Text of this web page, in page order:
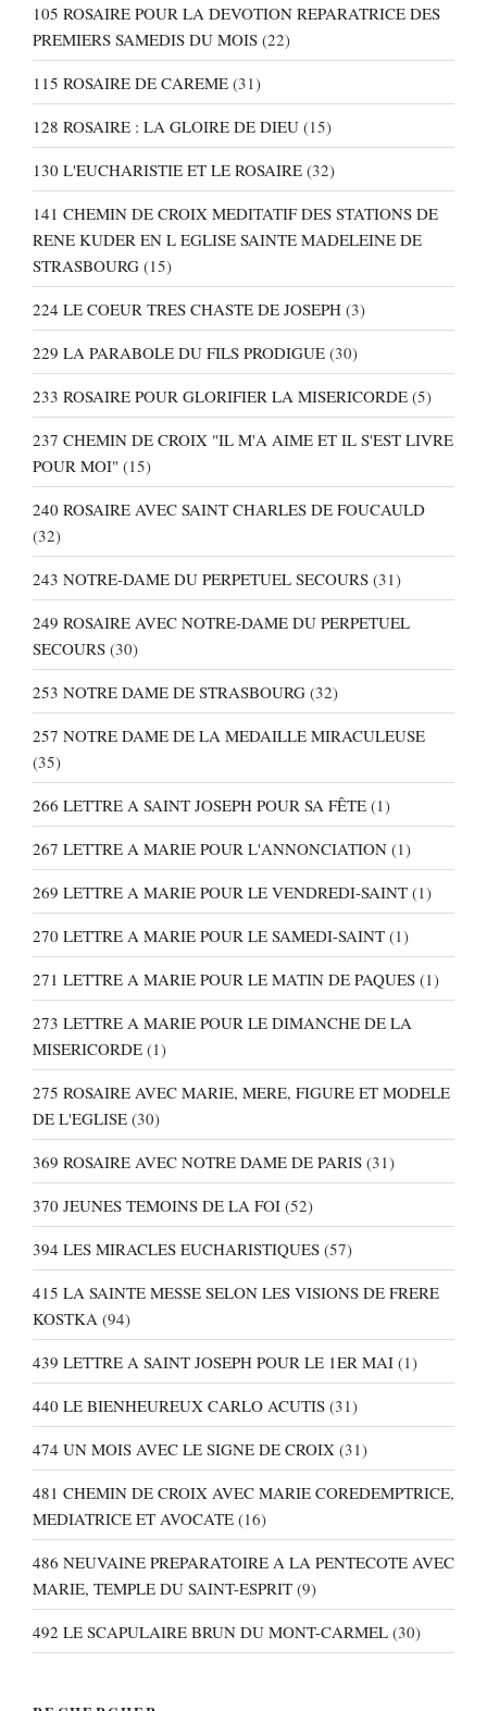
105 ROSAIRE POUR LA DEVOTION REPARATRICE DES
PREMIERS SAMEDIS DU MOIS (22)
115 ROSAIRE DE CAREME (31)
128 ROSAIRE : LA GLOIRE DE DIEU (15)
130 L'EUCHARISTIE ET LE ROSAIRE (32)
141 CHEMIN DE CROIX MEDITATIF DES STATIONS DE
RENE KUDER EN L EGLISE SAINTE MADELEINE DE
STRASBOURG (15)
224 LE COEUR TRES CHASTE DE JOSEPH (3)
229 LA PARABOLE DU FILS PRODIGUE (30)
233 ROSAIRE POUR GLORIFIER LA MISERICORDE (5)
237 CHEMIN DE CROIX "IL M'A AIME ET IL S'EST LIVRE
POUR MOI" (15)
240 ROSAIRE AVEC SAINT CHARLES DE FOUCAULD
(32)
243 NOTRE-DAME DU PERPETUEL SECOURS (31)
249 ROSAIRE AVEC NOTRE-DAME DU PERPETUEL
SECOURS (30)
253 NOTRE DAME DE STRASBOURG (32)
257 NOTRE DAME DE LA MEDAILLE MIRACULEUSE
(35)
266 LETTRE A SAINT JOSEPH POUR SA FÊTE (1)
267 LETTRE A MARIE POUR L'ANNONCIATION (1)
269 LETTRE A MARIE POUR LE VENDREDI-SAINT (1)
270 LETTRE A MARIE POUR LE SAMEDI-SAINT (1)
271 LETTRE A MARIE POUR LE MATIN DE PAQUES (1)
273 LETTRE A MARIE POUR LE DIMANCHE DE LA
MISERICORDE (1)
275 ROSAIRE AVEC MARIE, MERE, FIGURE ET MODELE
DE L'EGLISE (30)
369 ROSAIRE AVEC NOTRE DAME DE PARIS (31)
370 JEUNES TEMOINS DE LA FOI (52)
394 LES MIRACLES EUCHARISTIQUES (57)
415 LA SAINTE MESSE SELON LES VISIONS DE FRERE
KOSTKA (94)
439 LETTRE A SAINT JOSEPH POUR LE 1ER MAI (1)
440 LE BIENHEUREUX CARLO ACUTIS (31)
474 UN MOIS AVEC LE SIGNE DE CROIX (31)
481 CHEMIN DE CROIX AVEC MARIE COREDEMPTRICE,
MEDIATRICE ET AVOCATE (16)
486 NEUVAINE PREPARATOIRE A LA PENTECOTE AVEC
MARIE, TEMPLE DU SAINT-ESPRIT (9)
492 LE SCAPULAIRE BRUN DU MONT-CARMEL (30)